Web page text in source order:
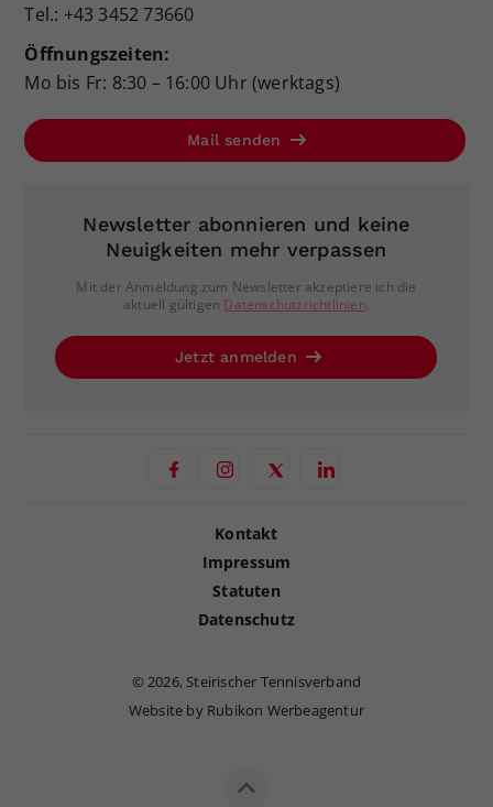
Tel.: +43 3452 73660
Öffnungszeiten:
Mo bis Fr: 8:30 – 16:00 Uhr (werktags)
Mail senden
Newsletter abonnieren und keine
Neuigkeiten mehr verpassen
Mit der Anmeldung zum Newsletter akzeptiere ich die
aktuell gültigen Datenschutzrichtlinien.
Jetzt anmelden
Kontakt
Impressum
Statuten
Datenschutz
©2026, Steirischer Tennisverband
Website by Rubikon Werbeagentur